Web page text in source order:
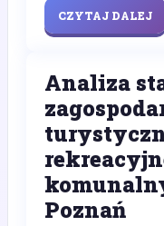
CZYTAJ DALEJ
Analiza
Poznań